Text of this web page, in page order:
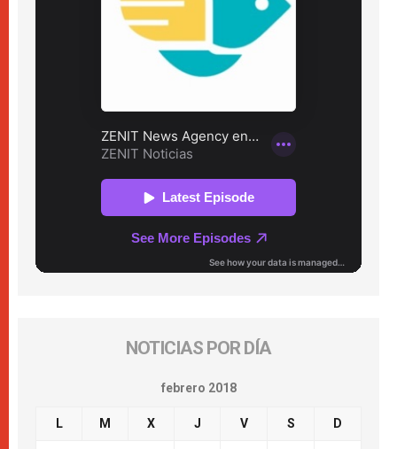
NOTICIAS POR DÍA
febrero 2018
L M X J V S D